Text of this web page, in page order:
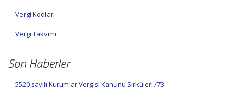
Vergi Kodları
Vergi Takvimi
Son Haberler
5520 sayılı Kurumlar Vergisi Kanunu Sirküleri /73